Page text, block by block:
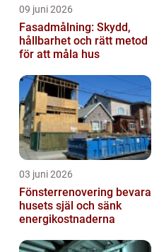
09 juni 2026
Fasadmålning: Skydd,
hållbarhet och rätt metod
för att måla hus
03 juni 2026
Fönsterrenovering bevara
husets själ och sänk
energikostnaderna